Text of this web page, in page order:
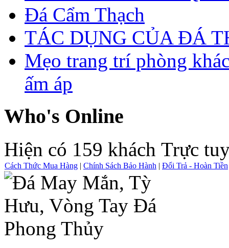
Đá Cẩm Thạch
TÁC DỤNG CỦA ĐÁ
Mẹo trang trí phòng
ấm áp
Who's Online
Hiện có 159 khách Trực
Cách Thức Mua Hàng | Chính Sách Bảo Hành | Đổi Trả - Hoàn Tiền